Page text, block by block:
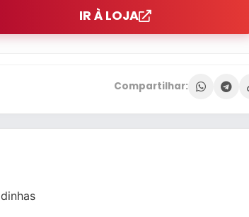
IR À LOJA
Compartilhar: